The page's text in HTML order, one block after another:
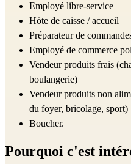
Employé libre-service
Hôte de caisse / accueil
Préparateur de
Employé de commerce
Vendeur produits frais
boulangerie)
Vendeur produits non
du foyer, bricolage, sport)
Boucher.
Pourquoi c'est